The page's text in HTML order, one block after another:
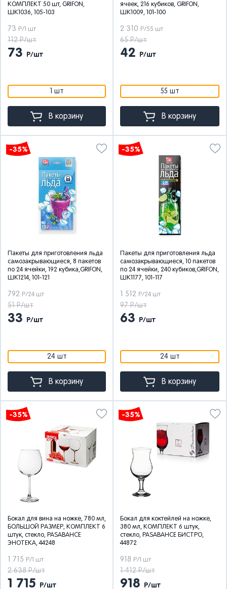
КОМПЛЕКТ 50 шт, GRIFON,
ШК1036, 105-103
73 Р/1 шт
112 Р/шт
73 Р/шт
1 шт
В корзину
ячеек, 216 кубиков, GRIFON,
ШК1009, 101-100
2 310 Р/55 шт
65 Р/шт
42 Р/шт
55 шт
В корзину
-35%
Пакеты для приготовления льда
самозакрывающиеся, 8 пакетов
по 24 ячейки, 192 кубика,GRIFON,
ШК1214, 101-121
792 Р/24 шт
51 Р/шт
33 Р/шт
24 шт
В корзину
-35%
Пакеты для приготовления льда
самозакрывающиеся, 10 пакетов
по 24 ячейки, 240 кубиков,GRIFON,
ШК1177, 101-117
1 512 Р/24 шт
97 Р/шт
63 Р/шт
24 шт
В корзину
-35%
Бокал для вина на ножке, 780 мл,
БОЛЬШОЙ РАЗМЕР, КОМПЛЕКТ 6
штук, стекло, PASABAHCE
ЭНОТЕКА, 44248
1 715 Р/1 шт
2 638 Р/шт
1 715 Р/шт
-35%
Бокал для коктейлей на ножке,
380 мл, КОМПЛЕКТ 6 штук,
стекло, PASABAHCE БИСТРО,
44872
918 Р/1 шт
1 412 Р/шт
918 Р/шт